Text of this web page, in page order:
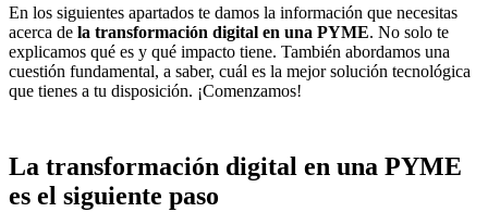
En los siguientes apartados te damos la información que necesitas
acerca de la transformación digital en una PYME. No solo te
explicamos qué es y qué impacto tiene. También abordamos una
cuestión fundamental, a saber, cuál es la mejor solución tecnológica
que tienes a tu disposición. ¡Comenzamos!
La transformación digital en una PYME
es el siguiente paso